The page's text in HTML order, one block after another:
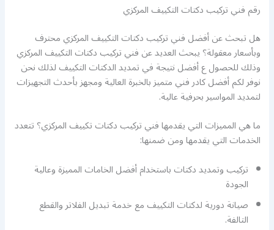
رقم فني تركيب دكتات التكييف المركزي
هل تبحث عن أفضل فني تركيب دكتات التكييف المركزي محترف
وبأسعار معقولة؟ يبحث العديد عن فني تركيب دكتات التكييف المركزي
وذلك للحصول ع أفضل نتيجة في تمديد الدكتات التكييف لذلك نحن
نوفر لكم أفضل كادر فني متميز بالخبرة العالية ومجهز بأحدث التجهيزات
لتمديد المواسير بحرفية عالية.
ما هي المميزات التي يقدمها فني تركيب دكتات تكييف المركزي؟ تتعدد
الخدمات التي يقدمها ومن ضمنها:
تركيب وتمديد دكتات باستخدام أفضل الخامات المميزة وعالية
الجودة
صيانة دورية لدكتات التكييف مع خدمة تبديل الفلاتر والقطع
التالفة.